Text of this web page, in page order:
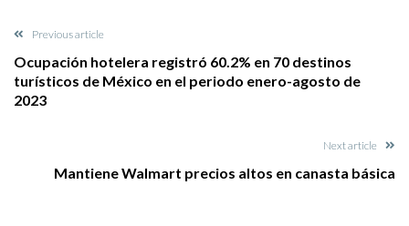
Previous article
Ocupación hotelera registró 60.2% en 70 destinos
turísticos de México en el periodo enero-agosto de
2023
Next article
Mantiene Walmart precios altos en canasta básica